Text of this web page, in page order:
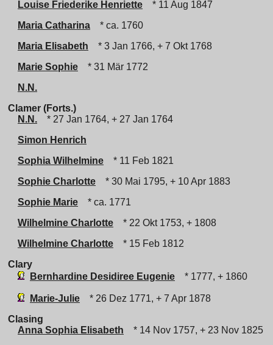
Louise Friederike Henriette
* 11 Aug 1847
Maria Catharina
* ca. 1760
Maria Elisabeth
* 3 Jan 1766, + 7 Okt 1768
Marie Sophie
* 31 Mär 1772
N.N.
Clamer (Forts.)
N.N.
* 27 Jan 1764, + 27 Jan 1764
Simon Henrich
Sophia Wilhelmine
* 11 Feb 1821
Sophie Charlotte
* 30 Mai 1795, + 10 Apr 1883
Sophie Marie
* ca. 1771
Wilhelmine Charlotte
* 22 Okt 1753, + 1808
Wilhelmine Charlotte
* 15 Feb 1812
Clary
Bernhardine Desidiree Eugenie
* 1777, + 1860
Marie-Julie
* 26 Dez 1771, + 7 Apr 1878
Clasing
Anna Sophia Elisabeth
* 14 Nov 1757, + 23 Nov 1825